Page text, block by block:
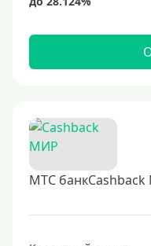
С бонусами
С кэшбеком
Цель
Для игр
Для покупок
Для путешествий
МТС